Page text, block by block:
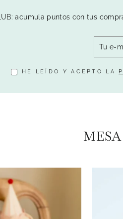
acumula puntos con tus
HE LEÍDO Y ACEPTO LA